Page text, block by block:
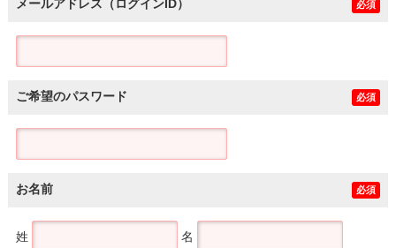
メールアドレス（ログインID） 必須
ご希望のパスワード 必須
お名前 必須
姓 名